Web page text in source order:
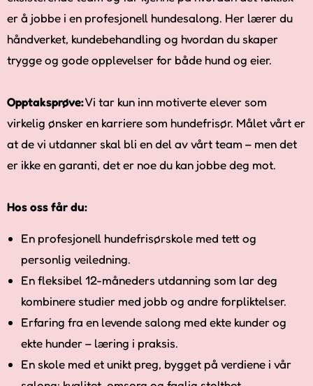
er å jobbe i en profesjonell hundesalong. Her lærer du
håndverket, kundebehandling og hvordan du skaper
trygge og gode opplevelser for både hund og eier.
Opptaksprøve:Vi tar kun inn motiverte elever som
virkelig ønsker en karriere som hundefrisør. Målet vårt er
at de vi utdanner skal bli en del av vårt team – men det
er ikke en garanti, det er noe du kan jobbe deg mot.
Hos oss får du:
En profesjonell hundefrisørskole med tett og
personlig veiledning.
En fleksibel 12-måneders utdanning som lar deg
kombinere studier med jobb og andre forpliktelser.
Erfaring fra en levende salong med ekte kunder og
ekte hunder – læring i praksis.
En skole med et unikt preg, bygget på verdiene i vår